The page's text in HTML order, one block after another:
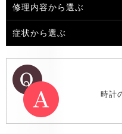
修理内容から選ぶ
症状から選ぶ
時計